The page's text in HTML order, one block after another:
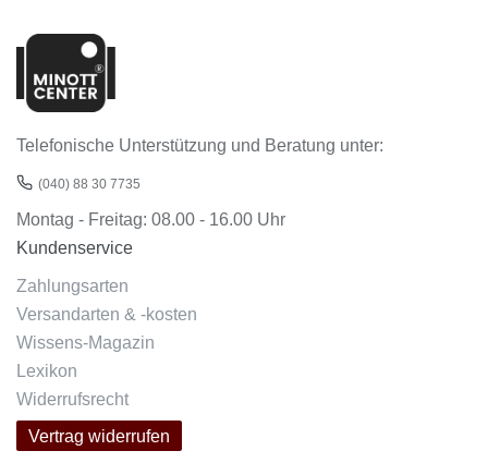
Telefonische Unterstützung und Beratung unter:
(040) 88 30 7735
Montag - Freitag: 08.00 - 16.00 Uhr
Kundenservice
Zahlungsarten
Versandarten & -kosten
Wissens-Magazin
Lexikon
Widerrufsrecht
Vertrag widerrufen